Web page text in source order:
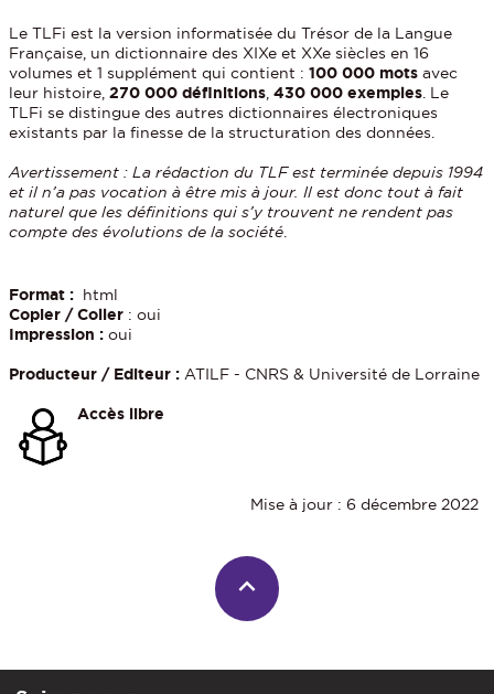
Le TLFi est la version informatisée du Trésor de la Langue
Française, un dictionnaire des XIXe et XXe siècles en 16
volumes et 1 supplément qui contient :100 000 mots avec
leur histoire,270 000 définitions ,430 000 exemples . Le
TLFi se distingue des autres dictionnaires électroniques
existants par la finesse de la structuration des données.
Avertissement : La rédaction du TLF est terminée depuis 1994
et il n’a pas vocation à être mis à jour. Il est donc tout à fait
naturel que les définitions qui s’y trouvent ne rendent pas
compte des évolutions de la société
Format : html
Copier / Coller : oui
Impression :oui
Producteur / Editeur : ATILF - CNRS & Université de Lorraine
Accès libre
Mise à jour : 6 décembre 2022